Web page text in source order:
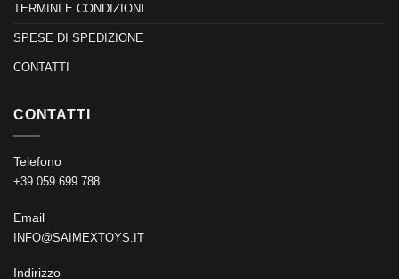
TERMINI E CONDIZIONI
SPESE DI SPEDIZIONE
CONTATTI
CONTATTI
Telefono
+39 059 699 788
Email
INFO@SAIMEXTOYS.IT
Indirizzo